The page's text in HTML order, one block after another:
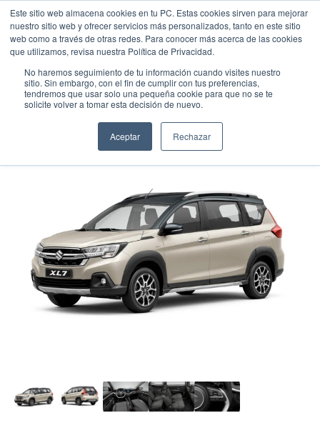
Este sitio web almacena cookies en tu PC. Estas cookies sirven para mejorar
nuestro sitio web y ofrecer servicios más personalizados, tanto en este sitio
web como a través de otras redes. Para conocer más acerca de las cookies
que utilizamos, revisa nuestra Política de Privacidad.
No haremos seguimiento de tu información cuando visites nuestro
sitio. Sin embargo, con el fin de cumplir con tus preferencias,
tendremos que usar solo una pequeña cookie para que no se te
solicite volver a tomar esta decisión de nuevo.
Aceptar Rechazar
SUZUKI XL7 GLX AT
HIBRIDA